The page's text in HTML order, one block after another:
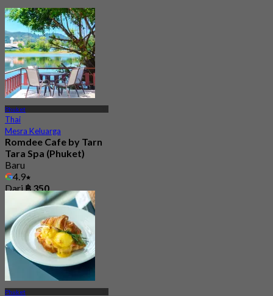
Phuket
Thai
Mesra Keluarga
Romdee Cafe by Tarn
Tara Spa (Phuket)
Baru
4.9
Dari ฿ 350
Phuket